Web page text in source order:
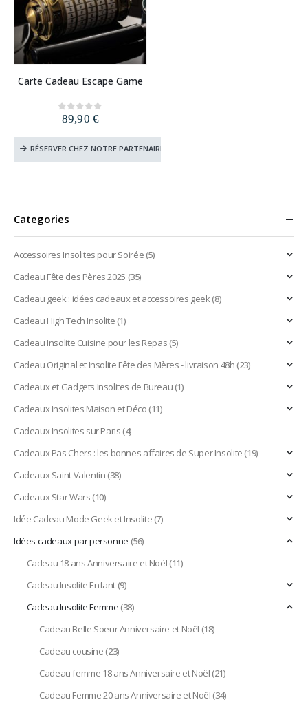
Carte Cadeau Escape Game
0out of 5
89,90 €
RÉSERVER CHEZ NOTRE PARTENAIRE
Categories
Accessoires Insolites pour Soirée(5)
Cadeau Fête des Pères 2025 (35)
Cadeau geek : idées cadeaux et accessoires geek(8)
Cadeau High Tech Insolite(1)
Cadeau Insolite Cuisine pour les Repas(5)
Cadeau Original et Insolite Fête des Mères - livraison 48h(23)
Cadeaux et Gadgets Insolites de Bureau(1)
Cadeaux Insolites Maison et Déco(11)
Cadeaux Insolites sur Paris(4)
Cadeaux Pas Chers : les bonnes affaires de Super Insolite(19)
Cadeaux Saint Valentin(38)
Cadeaux Star Wars(10)
Idée Cadeau Mode Geek et Insolite(7)
Idées cadeaux par personne (56)
Cadeau 18 ans Anniversaire et Noël(11)
Cadeau Insolite Enfant(9)
Cadeau Insolite Femme(38)
Cadeau Belle Soeur Anniversaire et Noël (18)
Cadeau cousine(23)
Cadeau femme 18 ans Anniversaire et Noël(21)
Cadeau Femme 20 ans Anniversaire et Noël(34)